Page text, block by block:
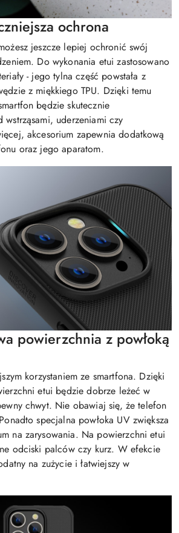
ochrona
jeszcze lepiej ochronić swój
Do wykonania etui zastosowano
- jego tylna część powstała z
z miękkiego TPU. Dzięki temu
będzie skutecznie
wstrząsami, uderzeniami czy
akcesorium zapewnia dodatkową
oraz jego aparatom.
powierzchnia z powłoką
korzystaniem ze smartfona. Dzięki
etui będzie dobrze leżeć w
chwyt. Nie obawiaj się, że telefon
specjalna powłoka UV zwiększa
na zarysowania. Na powierzchni etui
odciski palców czy kurz. W efekcie
na zużycie i łatwiejszy w